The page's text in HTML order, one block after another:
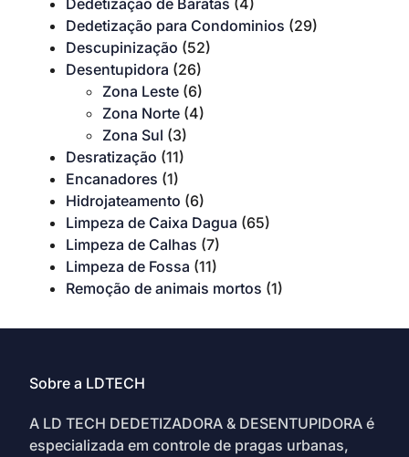
Dedetização para Condominios (29)
Descupinização (52)
Desentupidora (26)
Zona Leste (6)
Zona Norte (4)
Zona Sul (3)
Desratização (11)
Encanadores (1)
Hidrojateamento (6)
Limpeza de Caixa Dagua (65)
Limpeza de Calhas (7)
Limpeza de Fossa (11)
Remoção de animais mortos (1)
Sobre a LDTECH
A LD TECH DEDETIZADORA & DESENTUPIDORA é
especializada em controle de pragas urbanas,